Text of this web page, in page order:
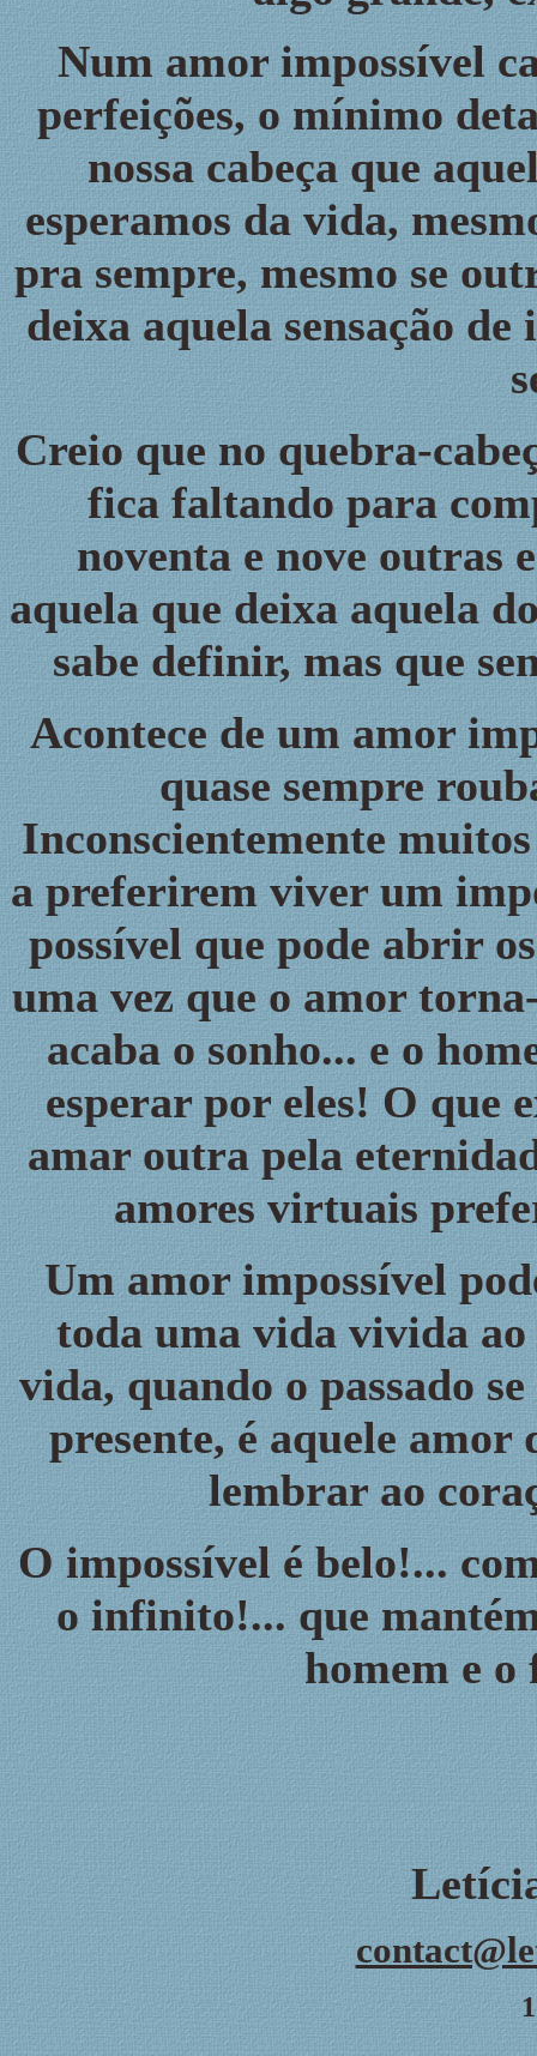
Num amor impossível
perfeições, o mínimo
nossa cabeça que
esperamos da vida,
pra sempre, mesmo se
deixa aquela sensação
Creio que no quebra-
fica faltando para
noventa e nove outras
aquela que deixa aquela
sabe definir, mas que
Acontece de um amor
quase sempre
Inconscientemente muitos
a preferirem viver um
possível que pode abrir
uma vez que o amor
acaba o sonho... e o
esperar por eles! O que
amar outra pela
amores virtuais
Um amor impossível
toda uma vida vivida
vida, quando o passado
presente, é aquele
lembrar ao
O impossível é belo!...
o infinito!... que
homem e o